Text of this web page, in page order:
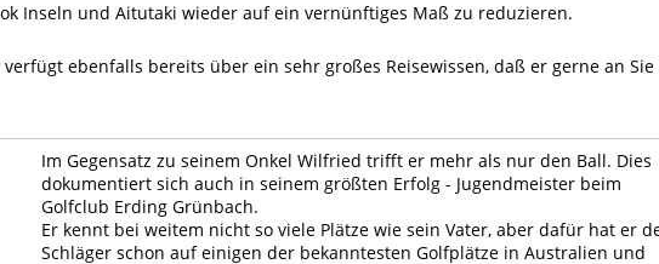
Inseln und Aitutaki wieder auf ein vernünftiges Maß zu reduzieren.
ebenfalls bereits über ein sehr großes Reisewissen, daß er gerne an Sie
Im Gegensatz zu seinem Onkel Wilfried trifft er mehr als nur den Ball. Dies
dokumentiert sich auch in seinem größten Erfolg - Jugendmeister beim
Golfclub Erding Grünbach.
Er kennt bei weitem nicht so viele Plätze wie sein Vater, aber dafür hat er
Schläger schon auf einigen der bekanntesten Golfplätze in Australien und